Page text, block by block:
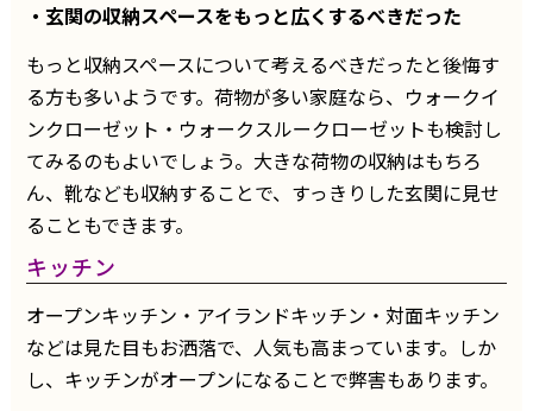
・玄関の収納スペースをもっと広くするべきだった
もっと収納スペースについて考えるべきだったと後悔す
る方も多いようです。荷物が多い家庭なら、ウォークイ
ンクローゼット・ウォークスルークローゼットも検討し
てみるのもよいでしょう。大きな荷物の収納はもちろ
ん、靴なども収納することで、すっきりした玄関に見せ
ることもできます。
キッチン
オープンキッチン・アイランドキッチン・対面キッチン
などは見た目もお洒落で、人気も高まっています。しか
し、キッチンがオープンになることで弊害もあります。